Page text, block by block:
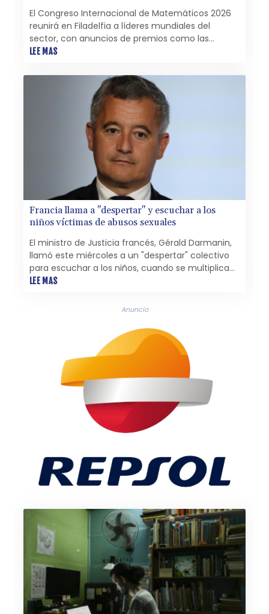
El Congreso Internacional de Matemáticos 2026
reunirá en Filadelfia a líderes mundiales del
sector, con anuncios de premios como las
Medallas Fields, conferencias científicas de
LEE MAS
Francia llama a "despertar" y escuchar a los
niños víctimas de abusos sexuales
El ministro de Justicia francés, Gérald Darmanin,
llamó este miércoles a un "despertar" colectivo
para escuchar a los niños, cuando se multiplican
las denuncias de agresiones sexuales a menores
LEE MAS
Anuncio